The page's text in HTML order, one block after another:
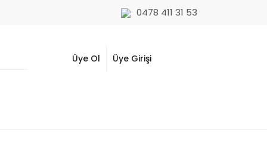
0478 411 31 53
Üye Ol Üye Girişi